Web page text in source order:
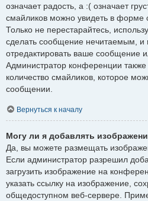
означает радость, а :( означает
смайликов можно увидеть в форме
Только не перестарайтесь,
сделать сообщение нечитаемым, и
отредактировать ваше сообщение
Администратор конференции также
количество смайликов, которое
сообщении.
Вернуться к началу
Могу ли я добавлять
Да, вы можете размещать
Если администратор разрешил
загрузить изображение на
указать ссылку на изображение,
общедоступном веб-сервере.